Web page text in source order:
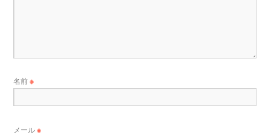
名前※
メール※